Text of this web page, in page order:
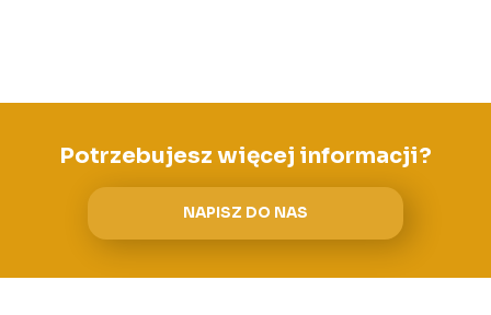
Potrzebujesz więcej informacji?
NAPISZ DO NAS